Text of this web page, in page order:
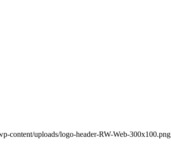
content/uploads/logo-header-RW-Web-300x100.png